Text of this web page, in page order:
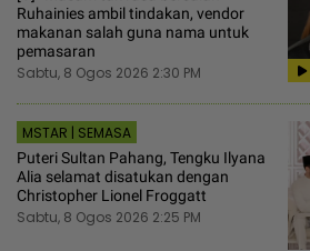
Ruhainies ambil tindakan, vendor
makanan salah guna nama untuk
pemasaran
Sabtu, 8 Ogos 2026 2:30 PM
MSTAR | SEMASA
Puteri Sultan Pahang, Tengku Ilyana
Alia selamat disatukan dengan
Christopher Lionel Froggatt
Sabtu, 8 Ogos 2026 2:25 PM